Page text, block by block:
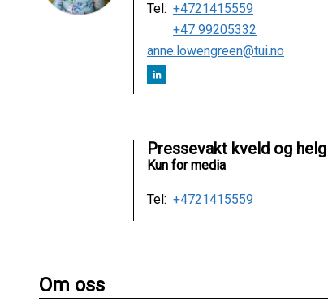
Tel: +4721415559
+47 99205332
anne.lowengreen@tui.no
Pressevakt kveld og helg
Kun for media
Tel: +4721415559
Om oss